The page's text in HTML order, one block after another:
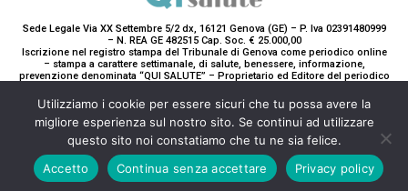
Sede Legale Via XX Settembre 5/2 dx, 16121 Genova (GE) – P. Iva 02391480999
– N. REA GE 482515 Cap. Soc. € 25.000,00
Iscrizione nel registro stampa del Tribunale di Genova come periodico online
– stampa a carattere settimanale, di salute, benessere, informazione,
prevenzione denominata “QUI SALUTE” – Proprietario ed Editore del periodico
Paola Gavarone. (Iscrizione registro stampa R.V. 5663/2020 Reg. Stampa
N.14/2020 Cron. 890/2020).
2020-2025© Teddy Luxury SRL
Utilizziamo i cookie per essere sicuri che tu possa avere la
migliore esperienza sul nostro sito. Se continui ad utilizzare
questo sito noi constatiamo che tu ne sia felice.
Accetto
Continua senza accettare Privacy policy